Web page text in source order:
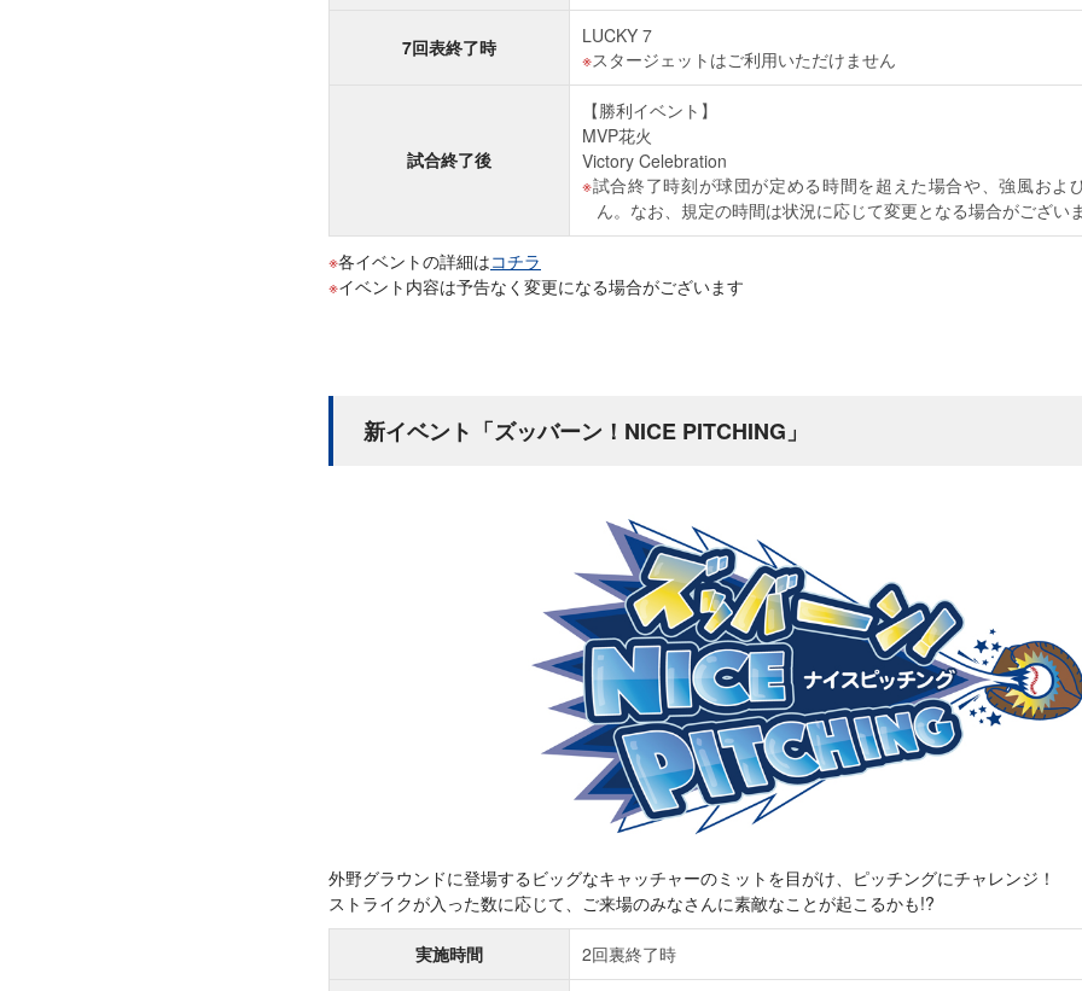
7回表終了時
LUCKY 7
スタージェットはご利用いただけません
試合終了後
【勝利イベント】
MVP花火
Victory Celebration
試合終了時刻が球団が定める時間を超えた場合や、強風およ
ん。なお、規定の時間は状況に応じて変更となる場合がござい
各イベントの詳細はコチラ
イベント内容は予告なく変更になる場合がございます
新イベント「ズッバーン！NICE PITCHING」
外野グラウンドに登場するビッグなキャッチャーのミットを目がけ、ピッチングにチャレンジ！
ストライクが入った数に応じて、ご来場のみなさんに素敵なことが起こるかも!?
実施時間 2回裏終了時